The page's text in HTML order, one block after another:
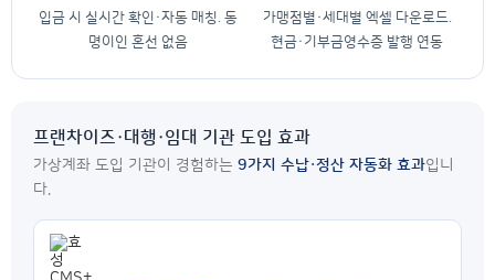
입금 시 실시간 확인·자동 매칭. 동
명이인 혼선 없음
가맹점별·세대별 엑셀 다운로드.
현금·기부금영수증 발행 연동
프랜차이즈·대행·임대 기관 도입 효과
가상계좌 도입 기관이 경험하는 9가지 수납·정산 자동화 효과입니
다.